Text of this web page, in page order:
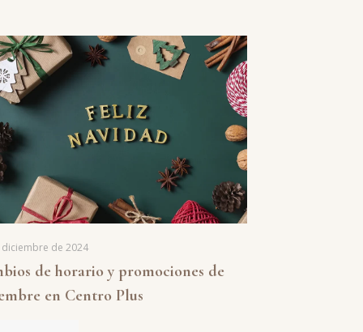
de 2024
de horario y promociones de
en Centro Plus